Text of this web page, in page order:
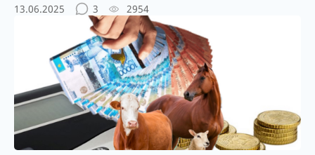
13.06.2025 3 2954